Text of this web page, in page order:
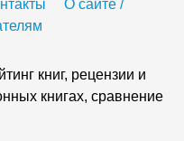
О сайте /
книг, рецензии и
книгах, сравнение